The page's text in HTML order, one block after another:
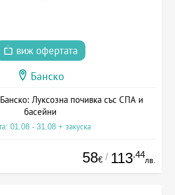
виж офертата
Банско
Луксозна почивка със СПА и
басейни
01.08 - 31.08 + закуска
58€ / 113.44
лв.